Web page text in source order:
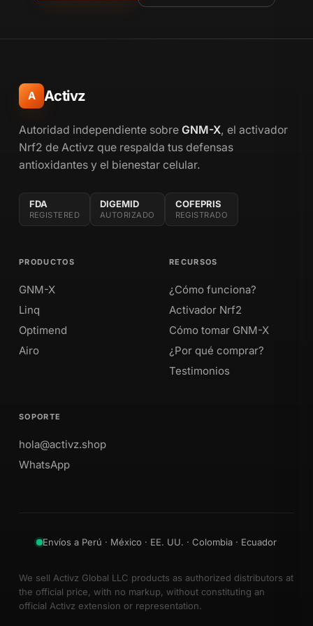
A Activz
Autoridad independiente sobre GNM-X, el activador
Nrf2 de Activz que respalda tus defensas
antioxidantes y el bienestar celular.
FDA
REGISTERED
DIGEMID
AUTORIZADO
COFEPRIS
REGISTRADO
PRODUCTOS
GNM-X
Linq
Optimend
Airo
RECURSOS
¿Cómo funciona?
Activador Nrf2
Cómo tomar GNM-X
¿Por qué comprar?
Testimonios
SOPORTE
hola@activz.shop
WhatsApp
Envíos a Perú · México · EE. UU. · Colombia · Ecuador
We sell Activz Global LLC products as authorized distributors at
the official price, with no markup, without constituting an
official Activz extension or representation.